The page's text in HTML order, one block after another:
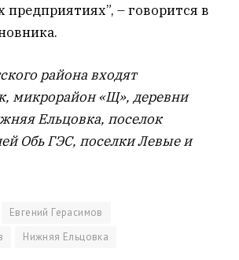
предприятиях”, – говорится в
района входят
микрорайон «Щ», деревни
Ельцовка, поселок
Обь ГЭС, поселки Левые и
Евгений Герасимов
Нижняя Ельцовка